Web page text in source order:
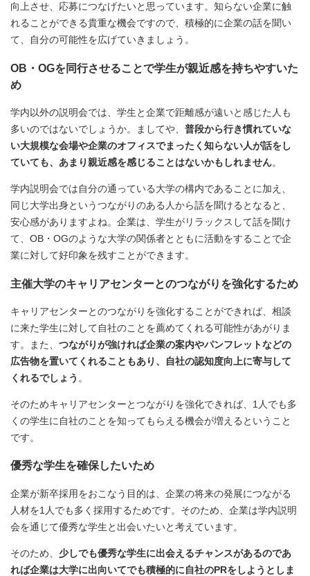
向上させ、応募につなげたいと思っています。知らない企業に触
れることができる貴重な機会ですので、積極的に企業の話を聞い
て、自分の可能性を広げていきましょう。
OB・OGを同行させることで学生が親近感を持ちやすいた
め
学内以外の説明会では、学生と企業で距離感が遠いと感じた人も
多いのではないでしょうか。ましてや、 普段から行き慣れていな
い大規模な会場や企業のオフィスでまったく知らない人が話をし
ていても、あまり親近感を感じることはないかもしれません。
学内説明会では自分の通っている大学の構内であることに加え、
同じ大学出身というつながりのある人から話を聞けるとなると、
安心感がありますよね。企業は、学生がリラックスして話を聞け
て、OB・OGのような大学の関係者とともに活動をすることで企
業に対して好印象を残すことができます。
主催大学のキャリアセンターとのつながりを強化するため
キャリアセンターとのつながりを強化することができれば、相談
に来た学生に対して自社のことを薦めてくれる可能性があがりま
す。また、 つながりが強ければ企業の案内やパンフレットなどの
広告物を置いてくれることもあり、自社の認知度向上に寄与して
くれるでしょう 。
そのためキャリアセンターとつながりを強化できれば、1人でも多
くの学生に自社のことを知ってもらえる機会が増えるということ
です。
優秀な学生を確保したいため
企業が新卒採用をおこなう目的は、企業の将来の発展につながる
人材を1人でも多く採用するためです。そのため、企業は学内説明
会を通じて優秀な学生と出会いたいと考えています。
そのため、 少しでも優秀な学生に出会えるチャンスがあるのであ
れば企業は大学に出向いてでも積極的に自社のPRをしようとしま